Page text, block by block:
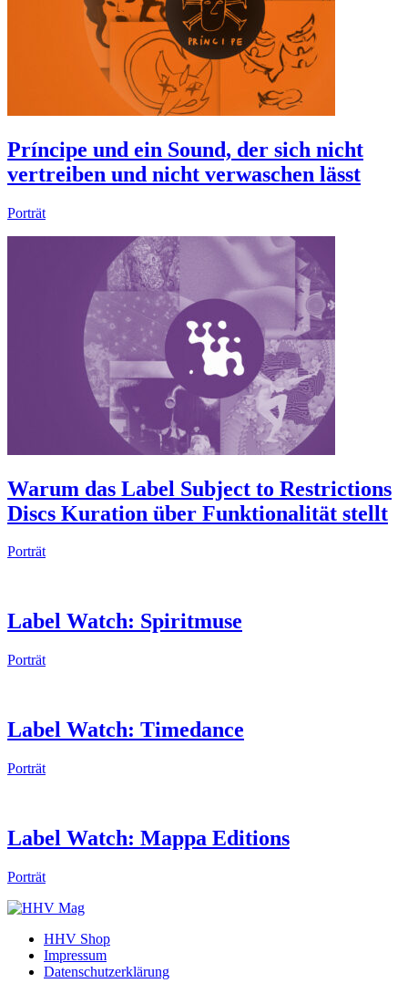
Príncipe und ein Sound, der sich nicht
vertreiben und nicht verwaschen lässt
Porträt
Warum das Label Subject to Restrictions
Discs Kuration über Funktionalität stellt
Porträt
Label Watch: Spiritmuse
Porträt
Label Watch: Timedance
Porträt
Label Watch: Mappa Editions
Porträt
HHV Shop
Impressum
Datenschutzerklärung